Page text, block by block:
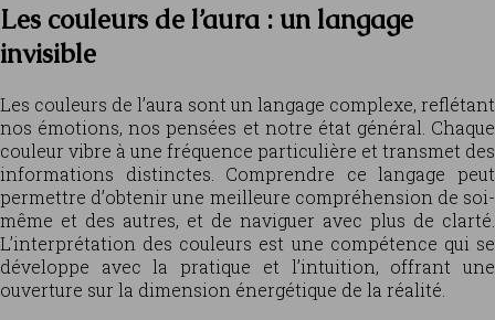
Les couleurs de l’aura : un langage
invisible
Les couleurs de l’aura sont un langage complexe, reflétant
nos émotions, nos pensées et notre état général. Chaque
couleur vibre à une fréquence particulière et transmet des
informations distinctes. Comprendre ce langage peut
permettre d’obtenir une meilleure compréhension de soi-
même et des autres, et de naviguer avec plus de clarté.
L’interprétation des couleurs est une compétence qui se
développe avec la pratique et l’intuition, offrant une
ouverture sur la dimension énergétique de la réalité.